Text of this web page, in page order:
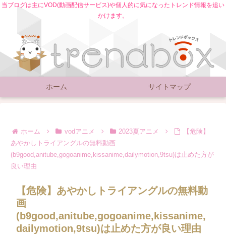
当ブログは主にVOD(動画配信サービス)や個人的に気になったトレンド情報を追い
かけます。
ホーム サイトマップ
ホーム vodアニメ 2023夏アニメ
【危険】
あやかしトライアングルの無料動画
(b9good,anitube,gogoanime,kissanime,dailymotion,9tsu)は止めた方が
良い理由
【危険】あやかしトライアングルの無料動
画
(b9good,anitube,gogoanime,kissanime,
dailymotion,9tsu)は止めた方が良い理由